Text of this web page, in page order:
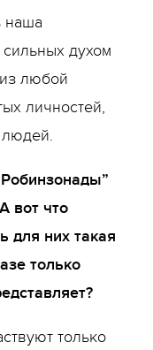
наша
духом
любой
личностей,
людей.
вот что
для них такая
только
только